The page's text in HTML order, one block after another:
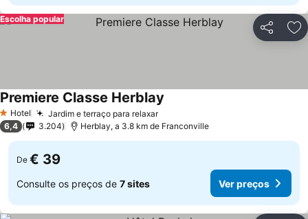
Partilhar
Escolha popular
1 Estrelas
Hotel Jardim e terraço para relaxarVer preços
Premiere Classe Herblay
6,4 3.204 Herblay, a 3.8 km de Franconville
De € 39
Consulte os preços de 7 sites Ver preços